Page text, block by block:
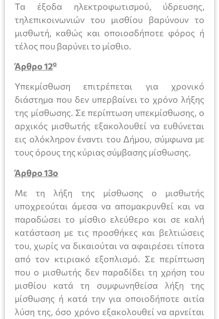
Τα έξοδα ηλεκτροφωτισμού, ύδρευσης,
τηλεπικοινωνιών του μισθίου βαρύνουν το
μισθωτή, καθώς και οποιοσδήποτε φόρος ή
τέλος που βαρύνει το μίσθιο.
Άρθρο 12ο
Υπεκμίσθωση επιτρέπεται για χρονικό
διάστημα που δεν υπερβαίνει το χρόνο λήξης
της μίσθωσης. Σε περίπτωση υπεκμίσθωσης, ο
αρχικός μισθωτής εξακολουθεί να ευθύνεται
εις ολόκληρον έναντι του Δήμου, σύμφωνα με
τους όρους της κύριας σύμβασης μίσθωσης.
Άρθρο 13ο
Με τη λήξη της μίσθωσης ο μισθωτής
υποχρεούται άμεσα να απομακρυνθεί και να
παραδώσει το μίσθιο ελεύθερο και σε καλή
κατάσταση με τις προσθήκες και βελτιώσεις
του, χωρίς να δικαιούται να αφαιρέσει τίποτα
από τον κτιριακό εξοπλισμό. Σε περίπτωση
που ο μισθωτής δεν παραδίδει τη χρήση του
μισθίου κατά τη συμφωνηθείσα λήξη της
μίσθωσης ή κατά την για οποιοδήποτε αιτία
λύση της, όσο χρόνο εξακολουθεί να αρνείται